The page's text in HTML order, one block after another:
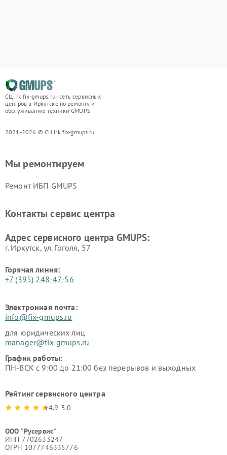
СЦ irk.fix-gmups.ru - сеть сервисных
центров в Иркутске по ремонту и
обслуживанию техники GMUPS
2021-2026 © СЦ irk.fix-gmups.ru
Мы ремонтируем
Ремонт ИБП GMUPS
Контакты сервис центра
Адрес сервисного центра GMUPS:
г. Иркутск, ул. ​Гоголя, 57
Горячая линия:
+7 (395) 248-47-56
Электронная почта:
info@fix-gmups.ru
для юридических лиц
manager@fix-gmups.ru
График работы:
ПН-ВСК с 9:00 до 21:00 без перерывов и выходных
Рейтинг сервисного центра
4.9-5.0
ООО "Русервис"
ИНН 7702633247
ОГРН 1077746335776